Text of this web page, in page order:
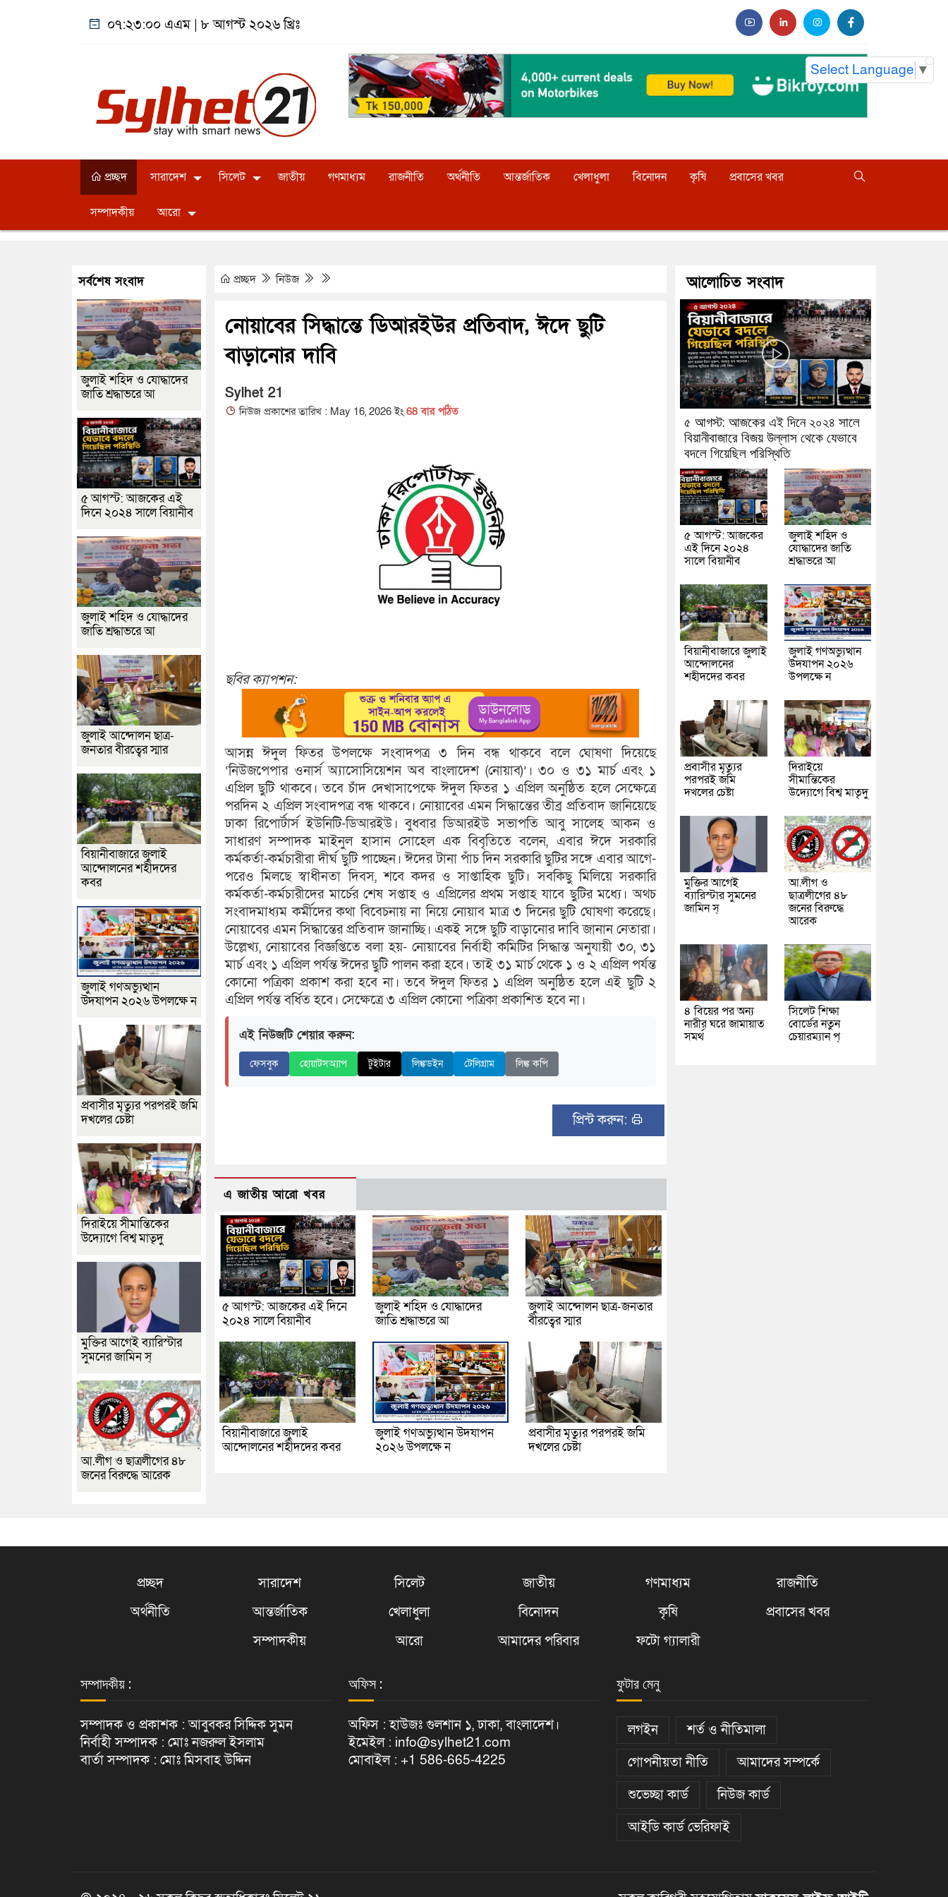
০৭:২৩:০০ এএম | ৮ আগস্ট ২০২৬ খ্রিঃ
Select Language ▼
প্রচ্ছদ সারাদেশ সিলেট জাতীয় গণমাধ্যম রাজনীতি অর্থনীতি আন্তর্জাতিক খেলাধুলা বিনোদন কৃষি প্রবাসের খবর
সম্পাদকীয় আরো
প্রচ্ছদ নিউজ
নোয়াবের সিদ্ধান্তে ডিআরইউর প্রতিবাদ, ঈদে ছুটি
বাড়ানোর দাবি
Sylhet 21
নিউজ প্রকাশের তারিখ : May 16, 2026 ইং 68 বার পঠিত
ছবির ক্যাপশন:
আসন্ন ঈদুল ফিতর উপলক্ষে সংবাদপত্র ৩ দিন বন্ধ থাকবে বলে ঘোষণা দিয়েছে
‘নিউজপেপার ওনার্স অ্যাসোসিয়েশন অব বাংলাদেশ (নোয়াব)’। ৩০ ও ৩১ মার্চ এবং ১
এপ্রিল ছুটি থাকবে। তবে চাঁদ দেখাসাপেক্ষে ঈদুল ফিতর ১ এপ্রিল অনুষ্ঠিত হলে সেক্ষেত্রে
পরদিন ২ এপ্রিল সংবাদপত্র বন্ধ থাকবে। নোয়াবের এমন সিদ্ধান্তের তীব্র প্রতিবাদ জানিয়েছে
ঢাকা রিপোর্টার্স ইউনিটি-ডিআরইউ। বুধবার ডিআরইউ সভাপতি আবু সালেহ আকন ও
সাধারণ সম্পাদক মাইনুল হাসান সোহেল এক বিবৃতিতে বলেন, এবার ঈদে সরকারি
কর্মকর্তা-কর্মচারীরা দীর্ঘ ছুটি পাচ্ছেন। ঈদের টানা পাঁচ দিন সরকারি ছুটির সঙ্গে এবার আগে-
পরেও মিলছে স্বাধীনতা দিবস, শবে কদর ও সাপ্তাহিক ছুটি। সবকিছু মিলিয়ে সরকারি
কর্মকর্তা-কর্মচারীদের মার্চের শেষ সপ্তাহ ও এপ্রিলের প্রথম সপ্তাহ যাবে ছুটির মধ্যে। অথচ
সংবাদমাধ্যম কর্মীদের কথা বিবেচনায় না নিয়ে নোয়াব মাত্র ৩ দিনের ছুটি ঘোষণা করেছে।
নোয়াবের এমন সিদ্ধান্তের প্রতিবাদ জানাচ্ছি। একই সঙ্গে ছুটি বাড়ানোর দাবি জানান নেতারা।
উল্লেখ্য, নোয়াবের বিজ্ঞপ্তিতে বলা হয়- নোয়াবের নির্বাহী কমিটির সিদ্ধান্ত অনুযায়ী ৩০, ৩১
মার্চ এবং ১ এপ্রিল পর্যন্ত ঈদের ছুটি পালন করা হবে। তাই ৩১ মার্চ থেকে ১ ও ২ এপ্রিল পর্যন্ত
কোনো পত্রিকা প্রকাশ করা হবে না। তবে ঈদুল ফিতর ১ এপ্রিল অনুষ্ঠিত হলে এই ছুটি ২
এপ্রিল পর্যন্ত বর্ধিত হবে। সেক্ষেত্রে ৩ এপ্রিল কোনো পত্রিকা প্রকাশিত হবে না।
এই নিউজটি শেয়ার করুন:
ফেসবুক হোয়াটসঅ্যাপ টুইটার লিঙ্কডইন টেলিগ্রাম লিঙ্ক কপি
প্রিন্ট করুন:
এ জাতীয় আরো খবর
৫ আগস্ট: আজকের এই দিনে
২০২৪ সালে বিয়ানীব
জুলাই শহিদ ও যোদ্ধাদের
জাতি শ্রদ্ধাভরে আ
জুলাই আন্দোলন ছাত্র-জনতার
বীরত্বের স্মার
বিয়ানীবাজারে জুলাই
আন্দোলনের শহীদদের কবর
জুলাই গণঅভ্যুত্থান উদযাপন
২০২৬ উপলক্ষে ন
প্রবাসীর মৃত্যুর পরপরই জমি
দখলের চেষ্টা
সর্বশেষ সংবাদ
জুলাই শহিদ ও যোদ্ধাদের
জাতি শ্রদ্ধাভরে আ
৫ আগস্ট: আজকের এই
দিনে ২০২৪ সালে বিয়ানীব
জুলাই শহিদ ও যোদ্ধাদের
জাতি শ্রদ্ধাভরে আ
জুলাই আন্দোলন ছাত্র-
জনতার বীরত্বের স্মার
বিয়ানীবাজারে জুলাই
আন্দোলনের শহীদদের
কবর
জুলাই গণঅভ্যুত্থান
উদযাপন ২০২৬ উপলক্ষে ন
প্রবাসীর মৃত্যুর পরপরই জমি
দখলের চেষ্টা
দিরাইয়ে সীমান্তিকের
উদ্যোগে বিশ্ব মাতৃদু
মুক্তির আগেই ব্যারিস্টার
সুমনের জামিন স্
আ.লীগ ও ছাত্রলীগের ৪৮
জনের বিরুদ্ধে আরেক
আলোচিত সংবাদ
৫ আগস্ট: আজকের এই দিনে ২০২৪ সালে
বিয়ানীবাজারে বিজয় উল্লাস থেকে যেভাবে
বদলে গিয়েছিল পরিস্থিতি
৫ আগস্ট: আজকের
এই দিনে ২০২৪
সালে বিয়ানীব
জুলাই শহিদ ও
যোদ্ধাদের জাতি
শ্রদ্ধাভরে আ
বিয়ানীবাজারে জুলাই
আন্দোলনের
শহীদদের কবর
জুলাই গণঅভ্যুত্থান
উদযাপন ২০২৬
উপলক্ষে ন
প্রবাসীর মৃত্যুর
পরপরই জমি
দখলের চেষ্টা
দিরাইয়ে
সীমান্তিকের
উদ্যোগে বিশ্ব মাতৃদু
মুক্তির আগেই
ব্যারিস্টার সুমনের
জামিন স্
আ.লীগ ও
ছাত্রলীগের ৪৮
জনের বিরুদ্ধে
আরেক
৪ বিয়ের পর অন্য
নারীর ঘরে জামায়াত
সমর্থ
সিলেট শিক্ষা
বোর্ডের নতুন
চেয়ারম্যান প্
প্রচ্ছদ সারাদেশ সিলেট জাতীয় গণমাধ্যম
রাজনীতি
অর্থনীতি
আন্তর্জাতিক খেলাধুলা বিনোদন কৃষি
প্রবাসের খবর
সম্পাদকীয়
আরো আমাদের পরিবার ফটো গ্যালারী
সম্পাদকীয় :
সম্পাদক ও প্রকাশক : আবুবকর সিদ্দিক সুমন
নির্বাহী সম্পাদক : মোঃ নজরুল ইসলাম
বার্তা সম্পাদক : মোঃ মিসবাহ উদ্দিন
অফিস :
অফিস : হাউজঃ গুলশান ১, ঢাকা, বাংলাদেশ।
ইমেইল : info@sylhet21.com
মোবাইল : +1 586-665-4225
ফুটার মেনু
লগইন
শর্ত ও নীতিমালা
গোপনীয়তা নীতি
আমাদের সম্পর্কে
শুভেচ্ছা কার্ড
নিউজ কার্ড
আইডি কার্ড ভেরিফাই